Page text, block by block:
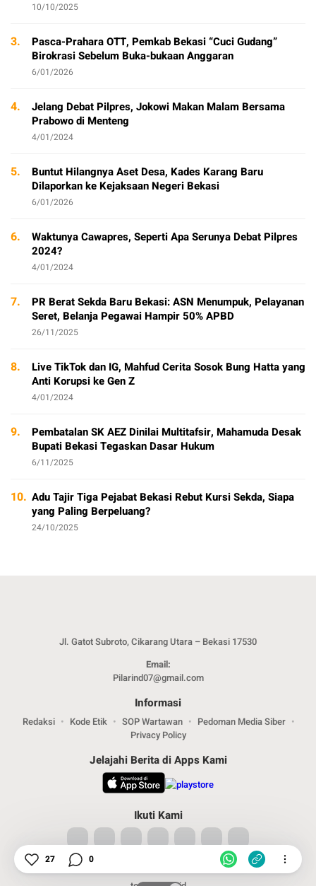
10/10/2025
3.
Pasca-Prahara OTT, Pemkab Bekasi “Cuci Gudang”
Birokrasi Sebelum Buka-bukaan Anggaran
6/01/2026
4.
Jelang Debat Pilpres, Jokowi Makan Malam Bersama
Prabowo di Menteng
4/01/2024
5.
Buntut Hilangnya Aset Desa, Kades Karang Baru
Dilaporkan ke Kejaksaan Negeri Bekasi
6/01/2026
6.
Waktunya Cawapres, Seperti Apa Serunya Debat Pilpres
2024?
4/01/2024
7.
PR Berat Sekda Baru Bekasi: ASN Menumpuk, Pelayanan
Seret, Belanja Pegawai Hampir 50% APBD
26/11/2025
8.
Live TikTok dan IG, Mahfud Cerita Sosok Bung Hatta yang
Anti Korupsi ke Gen Z
4/01/2024
9.
Pembatalan SK AEZ Dinilai Multitafsir, Mahamuda Desak
Bupati Bekasi Tegaskan Dasar Hukum
6/11/2025
10. Adu Tajir Tiga Pejabat Bekasi Rebut Kursi Sekda, Siapa
yang Paling Berpeluang?
24/10/2025
Jl. Gatot Subroto, Cikarang Utara – Bekasi 17530
Email:
Pilarind07@gmail.com
Informasi
Redaksi Kode Etik SOP Wartawan
Pedoman Media Siber
Privacy Policy
Jelajahi Berita di Apps Kami
Ikuti Kami
27 0